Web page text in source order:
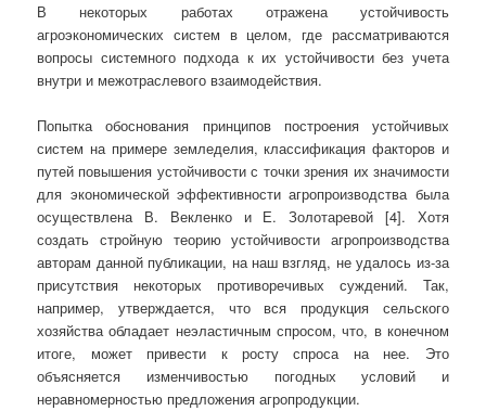
В некоторых работах отражена устойчивость
агроэкономических систем в целом, где рассматриваются
вопросы системного подхода к их устойчивости без учета
внутри и межотраслевого взаимодействия.
Попытка обоснования принципов построения устойчивых
систем на примере земледелия, классификация факторов и
путей повышения устойчивости с точки зрения их значимости
для экономической эффективности агропроизводства была
осуществлена В. Векленко и Е. Золотаревой [4]. Хотя
создать стройную теорию устойчивости агропроизводства
авторам данной публикации, на наш взгляд, не удалось из-за
присутствия некоторых противоречивых суждений. Так,
например, утверждается, что вся продукция сельского
хозяйства обладает неэластичным спросом, что, в конечном
итоге, может привести к росту спроса на нее. Это
объясняется изменчивостью погодных условий и
неравномерностью предложения агропродукции.